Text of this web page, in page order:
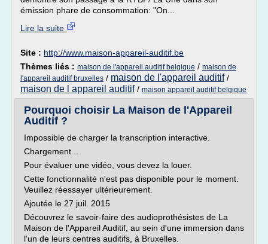
émission phare de consommation: "On...
Lire la suite
Site : http://www.maison-appareil-auditif.be
Thèmes liés : maison de l'appareil auditif belgique / maison de
l'appareil auditif bruxelles / maison de l'appareil auditif/
maison de l appareil auditif/ maison appareil auditif belgique
Pourquoi choisir La Maison de l'Appareil
Auditif ?
Impossible de charger la transcription interactive.
Chargement...
Pour évaluer une vidéo, vous devez la louer.
Cette fonctionnalité n'est pas disponible pour le moment.
Veuillez réessayer ultérieurement.
Ajoutée le 27 juil. 2015
Découvrez le savoir-faire des audioprothésistes de La
Maison de l'Appareil Auditif, au sein d'une immersion dans
l'un de leurs centres auditifs, à Bruxelles.